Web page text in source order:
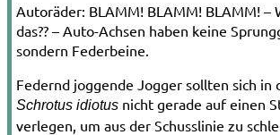
Autoräder: BLAMM! BLAMM! BLAMM! –
das?? – Auto­-Achsen haben kei­ne
sondern Federbeine.
Federnd joggende Jogger sollten sich in
Schrotus idiotus nicht gerade auf einen
verlegen, um aus der Schusslinie zu